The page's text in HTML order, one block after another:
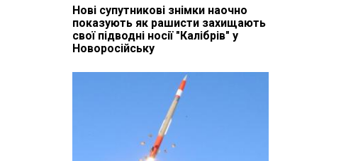
Нові супутникові знімки наочно
показують як рашисти захищають
свої підводні носії "Калібрів" у
Новоросійську